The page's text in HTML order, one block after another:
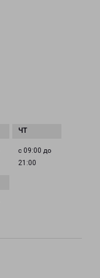
с 09:00 до
21:00